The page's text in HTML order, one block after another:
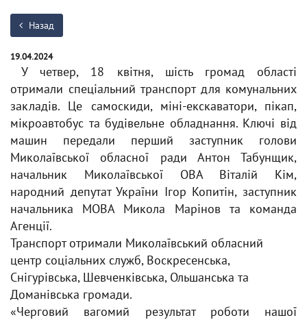
Назад
19.04.2024
У четвер, 18 квітня, шість громад області
отримали спеціальний транспорт для комунальних
закладів. Це самоскиди, міні-екскаватори, пікап,
мікроавтобус та будівельне обладнання. Ключі від
машин передали перший заступник голови
Миколаївської обласної ради Антон Табунщик,
начальник Миколаївської ОВА Віталій Кім,
народний депутат України Ігор Копитін, заступник
начальника МОВА Микола Марінов та команда
Агенції.
Транспорт отримали Миколаївський обласний
центр соціальних служб, Воскресенська,
Снігурівська, Шевченківська, Ольшанська та
Доманівська громади.
«Черговий вагомий результат роботи нашої